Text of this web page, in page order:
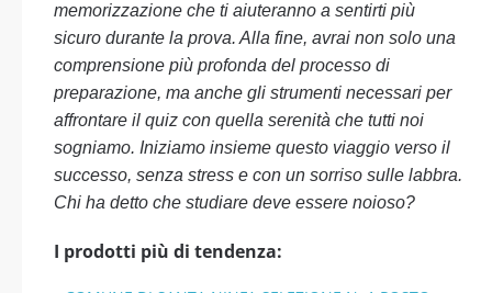
memorizzazione che ti aiuteranno a sentirti più
sicuro durante la prova. Alla fine, avrai non solo una
comprensione più profonda del processo di
preparazione, ma anche gli strumenti necessari per
affrontare il quiz con quella serenità che tutti noi
sogniamo. Iniziamo insieme questo viaggio verso il
successo, senza stress e con un sorriso sulle labbra.
Chi ha detto che studiare deve essere noioso?
I prodotti più di tendenza: